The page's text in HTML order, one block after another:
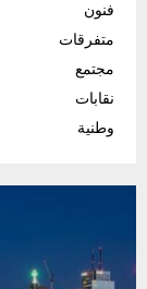
فنون
متفرقات
مجتمع
نقابات
وطنية